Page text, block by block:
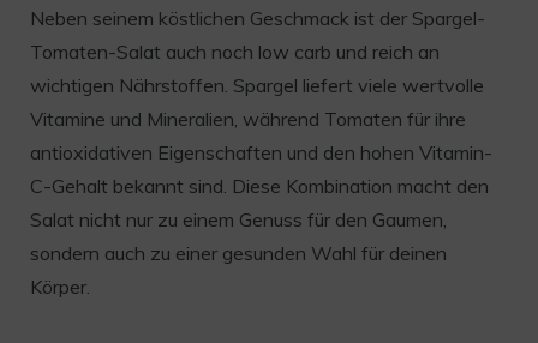
Neben seinem köstlichen Geschmack ist der Spargel-
Tomaten-Salat auch noch low carb und reich an
wichtigen Nährstoffen. Spargel liefert viele wertvolle
Vitamine und Mineralien, während Tomaten für ihre
antioxidativen Eigenschaften und den hohen Vitamin-
C-Gehalt bekannt sind. Diese Kombination macht den
Salat nicht nur zu einem Genuss für den Gaumen,
sondern auch zu einer gesunden Wahl für deinen
Körper.